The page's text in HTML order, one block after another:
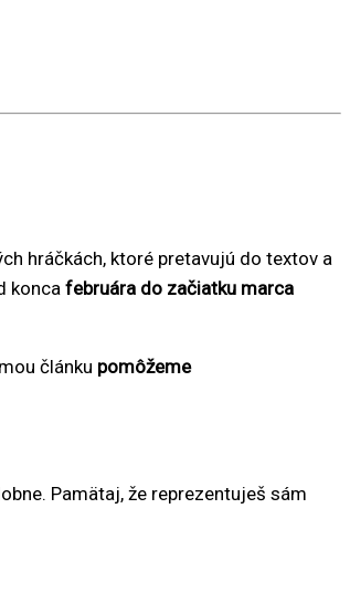
hráčkách, ktoré pretavujú do textov a
konca februára do začiatku marca
článku pomôžeme
Pamätaj, že reprezentuješ sám